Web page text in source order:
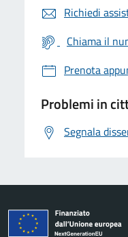
Richiedi
Chiama il
Prenota
Problemi in
Segnala